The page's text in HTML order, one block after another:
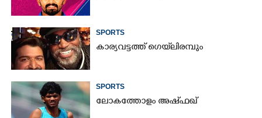
SPORTS
കാര്യവട്ടത്ത് ഗെയ്‌ലിരമ്പും
SPORTS
ലോകത്തോളം അഷ്ഫഖ്